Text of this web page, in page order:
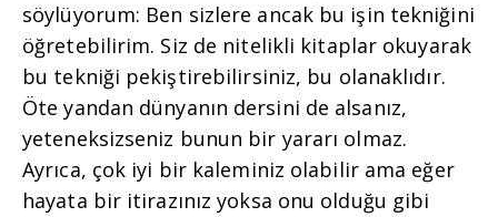
söylüyorum: Ben sizlere ancak bu işin tekniğini
öğretebilirim. Siz de nitelikli kitaplar okuyarak
bu tekniği pekiştirebilirsiniz, bu olanaklıdır.
Öte yandan dünyanın dersini de alsanız,
yeteneksizseniz bunun bir yararı olmaz.
Ayrıca, çok iyi bir kaleminiz olabilir ama eğer
hayata bir itirazınız yoksa onu olduğu gibi